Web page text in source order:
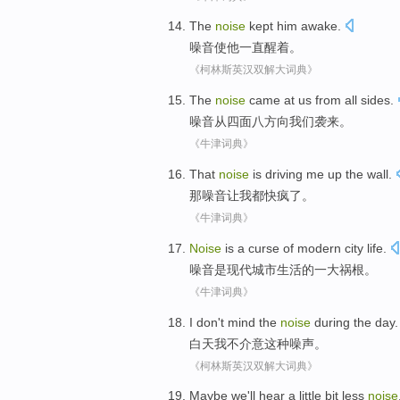
The noise kept him awake.
噪音使他一直醒着。
《柯林斯英汉双解大词典》
The noise came at us from all sides
噪音从四面八方向我们袭来。
《牛津词典》
That noise is driving me up the wall.
那噪音让我都快疯了。
《牛津词典》
Noise is a curse of modern city life
噪音是现代城市生活的一大祸根。
《牛津词典》
I don't mind the noise during the day.
白天我不介意这种噪声。
《柯林斯英汉双解大词典》
Maybe we'll hear a little bit less noise